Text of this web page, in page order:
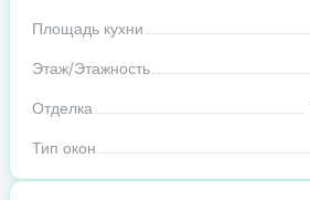
Площадь кухни
Этаж/Этажность
Отделка
Тип окон